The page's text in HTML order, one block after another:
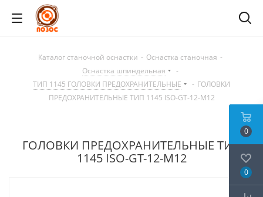
Каталог станочной оснастки - Оснастка станочная -
Оснастка шпиндельная
-
ТИП 1145 ГОЛОВКИ ПРЕДОХРАНИТЕЛЬНЫЕ
- ГОЛОВКИ
ПРЕДОХРАНИТЕЛЬНЫЕ ТИП 1145 ISO-GT-12-M12
ГОЛОВКИ ПРЕДОХРАНИТЕЛЬНЫЕ ТИП
1145 ISO-GT-12-M12
0
0